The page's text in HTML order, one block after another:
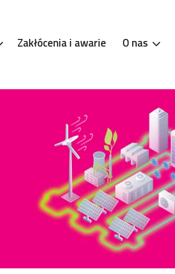
Zakłócenia i awarie O nas